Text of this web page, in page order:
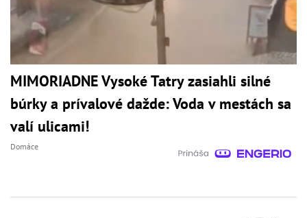
MIMORIADNE Vysoké Tatry zasiahli silné
búrky a prívalové dažde: Voda v mestách sa
valí ulicami!
Domáce